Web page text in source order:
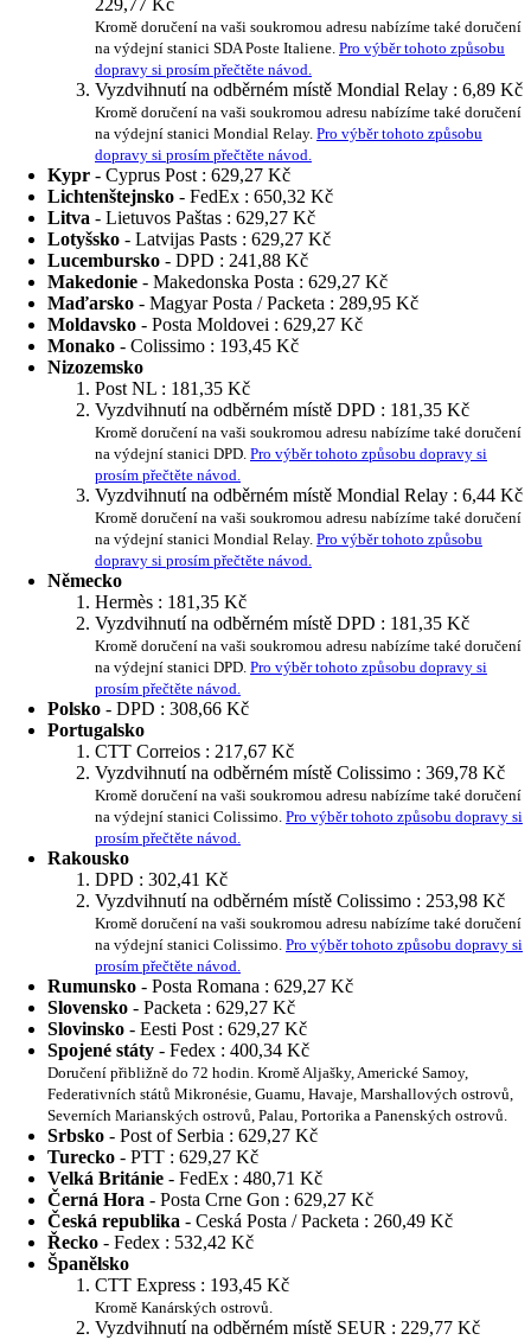
Kromě doručení na vaši soukromou adresu nabízíme také doručení
na výdejní stanici SDA Poste Italiene. Pro výběr tohoto způsobu
dopravy si prosím přečtěte návod.
Vyzdvihnutí na odběrném místě Mondial Relay : 6,89 Kč
Kromě doručení na vaši soukromou adresu nabízíme také doručení
na výdejní stanici Mondial Relay. Pro výběr tohoto způsobu
dopravy si prosím přečtěte návod.
Kypr - Cyprus Post : 629,27 Kč
Lichtenštejnsko - FedEx : 650,32 Kč
Litva - Lietuvos Paštas : 629,27 Kč
Lotyšsko - Latvijas Pasts : 629,27 Kč
Lucembursko - DPD : 241,88 Kč
Makedonie - Makedonska Posta : 629,27 Kč
Maďarsko - Magyar Posta / Packeta : 289,95 Kč
Moldavsko - Posta Moldovei : 629,27 Kč
Monako - Colissimo : 193,45 Kč
Nizozemsko
Post NL : 181,35 Kč
Vyzdvihnutí na odběrném místě DPD : 181,35 Kč
Kromě doručení na vaši soukromou adresu nabízíme také doručení
na výdejní stanici DPD. Pro výběr tohoto způsobu dopravy si
prosím přečtěte návod.
Vyzdvihnutí na odběrném místě Mondial Relay : 6,44 Kč
Kromě doručení na vaši soukromou adresu nabízíme také doručení
na výdejní stanici Mondial Relay. Pro výběr tohoto způsobu
dopravy si prosím přečtěte návod.
Německo
Hermès : 181,35 Kč
Vyzdvihnutí na odběrném místě DPD : 181,35 Kč
Kromě doručení na vaši soukromou adresu nabízíme také doručení
na výdejní stanici DPD. Pro výběr tohoto způsobu dopravy si
prosím přečtěte návod.
Polsko - DPD : 308,66 Kč
Portugalsko
CTT Correios : 217,67 Kč
Vyzdvihnutí na odběrném místě Colissimo : 369,78 Kč
Kromě doručení na vaši soukromou adresu nabízíme také doručení
na výdejní stanici Colissimo. Pro výběr tohoto způsobu dopravy si
prosím přečtěte návod.
Rakousko
DPD : 302,41 Kč
Vyzdvihnutí na odběrném místě Colissimo : 253,98 Kč
Kromě doručení na vaši soukromou adresu nabízíme také doručení
na výdejní stanici Colissimo. Pro výběr tohoto způsobu dopravy si
prosím přečtěte návod.
Rumunsko - Posta Romana : 629,27 Kč
Slovensko - Packeta : 629,27 Kč
Slovinsko - Eesti Post : 629,27 Kč
Spojené státy - Fedex : 400,34 Kč
Doručení přibližně do 72 hodin. Kromě Aljašky, Americké Samoy,
Federativních států Mikronésie, Guamu, Havaje, Marshallových ostrovů,
Severních Marianských ostrovů, Palau, Portorika a Panenských ostrovů.
Srbsko - Post of Serbia : 629,27 Kč
Turecko - PTT : 629,27 Kč
Velká Británie - FedEx : 480,71 Kč
Černá Hora - Posta Crne Gon : 629,27 Kč
Česká republika - Ceská Posta / Packeta : 260,49 Kč
Řecko - Fedex : 532,42 Kč
Španělsko
CTT Express : 193,45 Kč
Kromě Kanárských ostrovů.
Vyzdvihnutí na odběrném místě SEUR : 229,77 Kč